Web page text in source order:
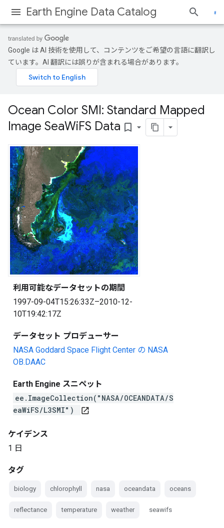
Earth Engine Data Catalog
Google は AI 技術を使用して、コンテンツをご希望の言語に翻訳し
ています。AI 翻訳には誤りが含まれる場合があります。
Ocean Color SMI: Standard Mapped
Image SeaWiFS Data bookmark_border
利用可能なデータセットの期間
1997-09-04T15:26:33Z–2010-12-
10T19:42:17Z
データセット プロデューサー
NASA Goddard Space Flight Center の NASA
OB.DAAC
Earth Engine スニペット
ee.ImageCollection("NASA/OCEANDATA/S
eaWiFS/L3SMI")
open_in_new
ケイデンス
1 日
タグ
biology chlorophyll nasa oceandata oceans
reflectance temperature weather seawifs